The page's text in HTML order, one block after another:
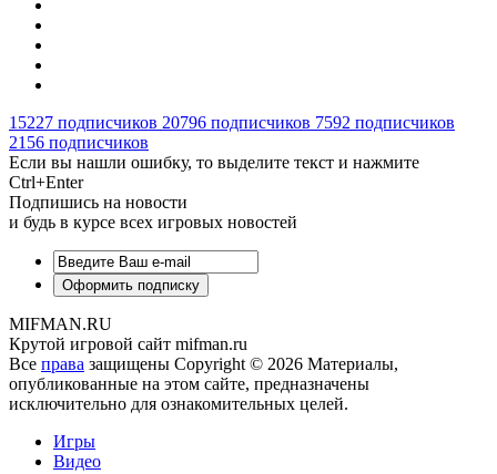
15227 подписчиков 20796 подписчиков 7592 подписчиков
2156 подписчиков
Если вы нашли ошибку, то выделите текст и нажмите
Ctrl+Enter
Подпишись на новости
и будь в курсе всех игровых новостей
MIFMAN.RU
Крутой игровой сайт mifman.ru
Все права защищены Copyright © 2026 Материалы,
опубликованные на этом сайте, предназначены
исключительно для ознакомительных целей.
Игры
Видео